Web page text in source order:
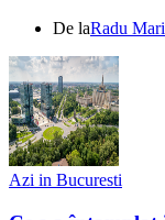
De laRadu
Azi in Bucuresti